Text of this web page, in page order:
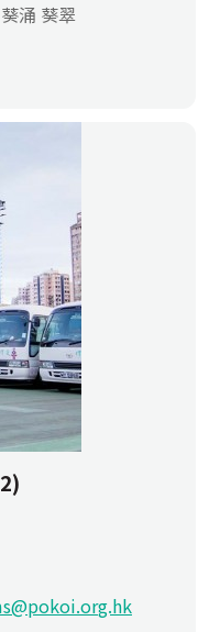
涌 葵翠